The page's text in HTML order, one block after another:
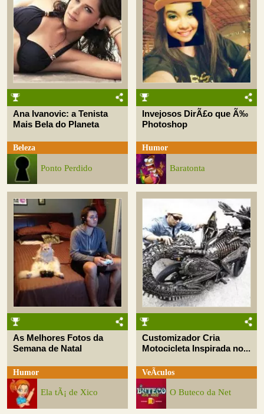
Ana Ivanovic: a Tenista
Mais Bela do Planeta
Beleza
Ponto Perdido
Invejosos DirÃ£o que Ã‰
Photoshop
Humor
Baratonta
As Melhores Fotos da
Semana de Natal
Humor
Ela tÃ¡ de Xico
Customizador Cria
Motocicleta Inspirada no...
VeÃ­culos
O Buteco da Net